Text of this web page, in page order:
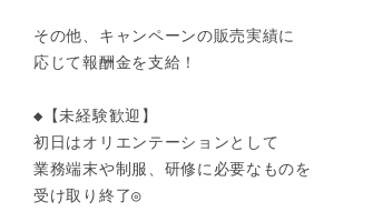
その他、キャンペーンの販売実績に
応じて報酬金を支給！
◆【未経験歓迎】
初日はオリエンテーションとして
業務端末や制服、研修に必要なものを
受け取り終了◎